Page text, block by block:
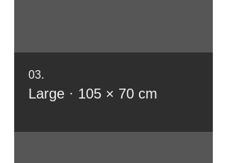
03.
Large · 105 × 70 cm